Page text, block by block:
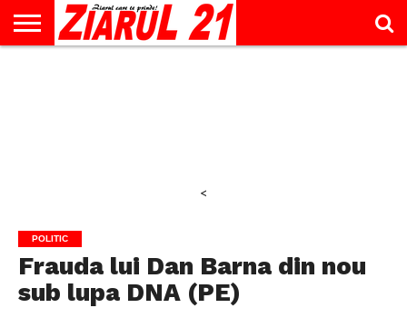
<
POLITIC
Frauda lui Dan Barna din nou
sub lupa DNA (PE)